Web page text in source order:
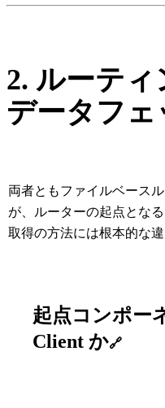
2. ルーティ
データフ
両者ともファイルベース
が、ルーターの起点とな
取得の方法には根本的な違
起点コンポー
Client か🔗